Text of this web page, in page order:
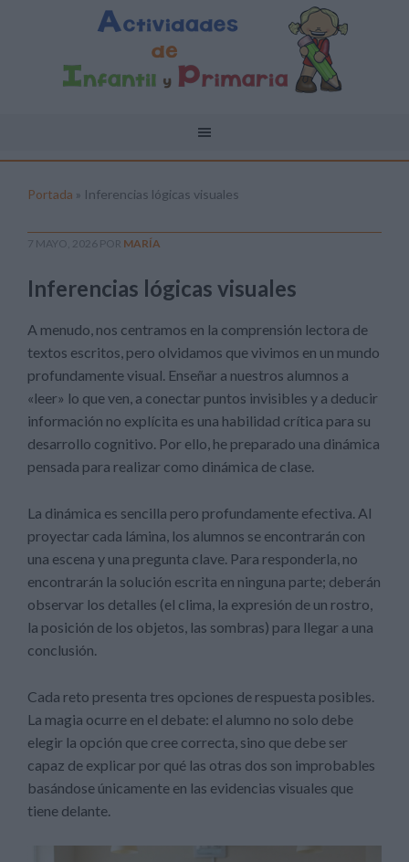
Portada » Inferencias lógicas visuales
7 MAYO, 2026 POR MARÍA
Inferencias lógicas visuales
A menudo, nos centramos en la comprensión lectora de
textos escritos, pero olvidamos que vivimos en un mundo
profundamente visual. Enseñar a nuestros alumnos a
«leer» lo que ven, a conectar puntos invisibles y a deducir
información no explícita es una habilidad crítica para su
desarrollo cognitivo. Por ello, he preparado una dinámica
pensada para realizar como dinámica de clase.
La dinámica es sencilla pero profundamente efectiva. Al
proyectar cada lámina, los alumnos se encontrarán con
una escena y una pregunta clave. Para responderla, no
encontrarán la solución escrita en ninguna parte; deberán
observar los detalles (el clima, la expresión de un rostro,
la posición de los objetos, las sombras) para llegar a una
conclusión.
Cada reto presenta tres opciones de respuesta posibles.
La magia ocurre en el debate: el alumno no solo debe
elegir la opción que cree correcta, sino que debe ser
capaz de explicar por qué las otras dos son improbables
basándose únicamente en las evidencias visuales que
tiene delante.